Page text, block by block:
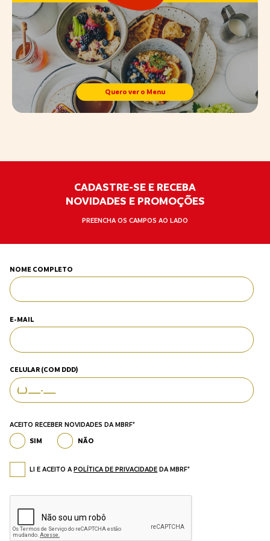
Quero ver o Menu
CADASTRE-SE E RECEBA
NOVIDADES E PROMOÇÕES
PREENCHA OS CAMPOS AO LADO
NOME COMPLETO
E-MAIL
CELULAR (COM DDD)
ACEITO RECEBER NOVIDADES DA MBRF*
SIM NÃO
LI E ACEITO APOLÍTICA DE PRIVACIDADE DA MBRF*